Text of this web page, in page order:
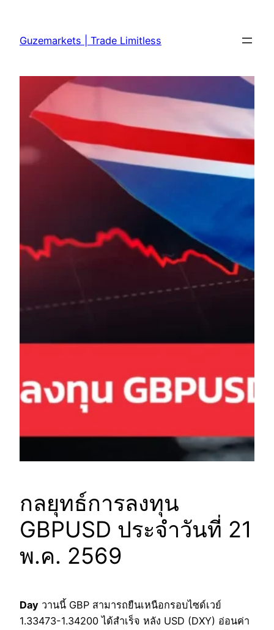
content
Guzemarkets | Trade Limitless
กลยุทธ์การลงทุน
GBPUSD ประจำวันที่ 21
พ.ค. 2569
Day วานนี้ GBP สามารถยืนเหนือกรอบไซด์เวย์
1.33473-1.34200 ได้สำเร็จ หลัง USD (DXY) อ่อนค่า